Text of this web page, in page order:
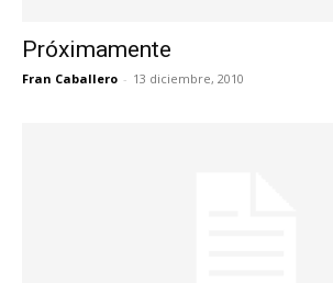
Próximamente
Fran Caballero - 13 diciembre, 2010